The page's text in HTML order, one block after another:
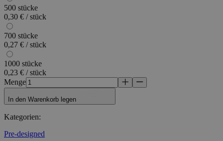
500 stücke
0,30 € / stück
700 stücke
0,27 € / stück
1000 stücke
0,23 € / stück
Menge
In den Warenkorb legen
Kategorien:
Pre-designed